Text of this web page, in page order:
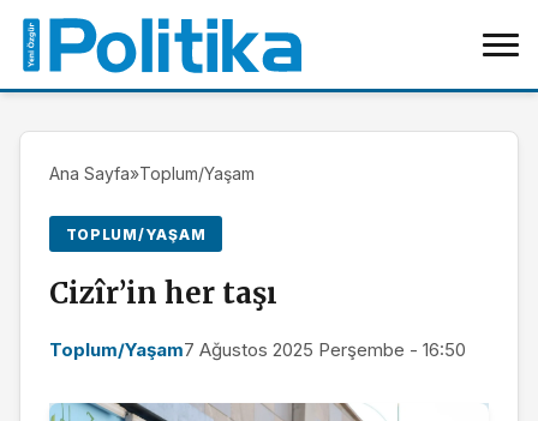
Ana Sayfa»Toplum/Yaşam
TOPLUM/YAŞAM
Cizîr’in her taşı
Toplum/Yaşam7 Ağustos 2025 Perşembe - 16:50